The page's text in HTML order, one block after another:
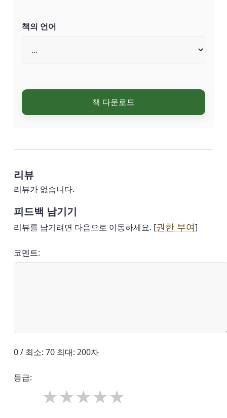
책의 언어
책 다운로드
리뷰
리뷰가 없습니다.
피드백 남기기
리뷰를 남기려면 다음으로 이동하세요. [권한 부여]
코멘트:
0 / 최소: 70 최대: 200자
등급: